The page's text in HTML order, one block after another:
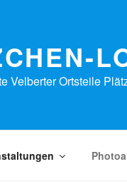
Velberter Ortsteile